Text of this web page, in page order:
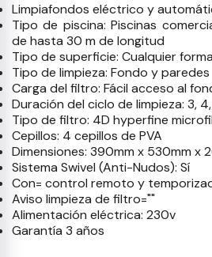
Limpiafondos eléctrico y
Tipo de piscina: Piscinas
de hasta 30 m de longitud
Tipo de superficie: Cualquier
Tipo de limpieza: Fondo y paredes
Carga del filtro: Fácil acceso al
Duración del ciclo de limpieza: 3,
Tipo de filtro: 4D hyperfine
Cepillos: 4 cepillos de PVA
Dimensiones: 390mm x 530mm x
Sistema Swivel (Anti-Nudos): Sí
Con= control remoto y
Aviso limpieza de filtro=""
Alimentación eléctrica: 230v
Garantía 3 años